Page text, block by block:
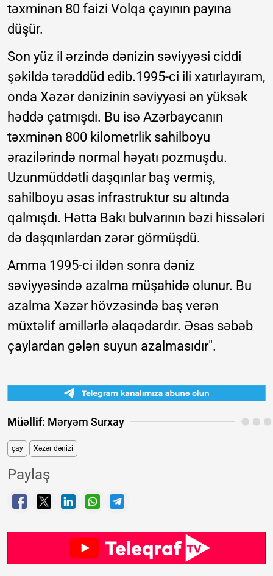
təxminən 80 faizi Volqa çayının payına
düşür.
Son yüz il ərzində dənizin səviyyəsi ciddi
şəkildə tərəddüd edib.1995-ci ili xatırlayıram,
onda Xəzər dənizinin səviyyəsi ən yüksək
həddə çatmışdı. Bu isə Azərbaycanın
təxminən 800 kilometrlik sahilboyu
ərazilərində normal həyatı pozmuşdu.
Uzunmüddətli daşqınlar baş vermiş,
sahilboyu əsas infrastruktur su altında
qalmışdı. Hətta Bakı bulvarının bəzi hissələri
də daşqınlardan zərər görmüşdü.
Amma 1995-ci ildən sonra dəniz
səviyyəsində azalma müşahidə olunur. Bu
azalma Xəzər hövzəsində baş verən
müxtəlif amillərlə əlaqədardır. Əsas səbəb
çaylardan gələn suyun azalmasıdır".
Müəllif: Məryəm Surxay
çay Xəzər dənizi
Paylaş